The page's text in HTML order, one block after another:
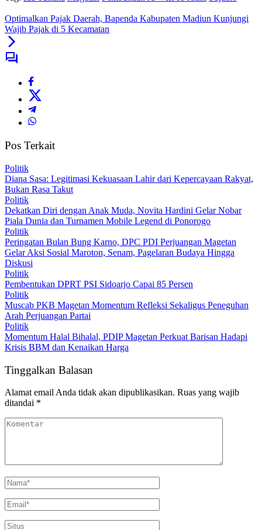
Optimalkan Pajak Daerah, Bapenda Kabupaten Madiun Kunjungi
Wajib Pajak di 5 Kecamatan
Pos Terkait
Politik
Diana Sasa: Legitimasi Kekuasaan Lahir dari Kepercayaan Rakyat,
Bukan Rasa Takut
Politik
Dekatkan Diri dengan Anak Muda, Novita Hardini Gelar Nobar
Piala Dunia dan Turnamen Mobile Legend di Ponorogo
Politik
Peringatan Bulan Bung Karno, DPC PDI Perjuangan Magetan
Gelar Aksi Sosial Maroton, Senam, Pagelaran Budaya Hingga
Diskusi
Politik
Pembentukan DPRT PSI Sidoarjo Capai 85 Persen
Politik
Muscab PKB Magetan Momentum Refleksi Sekaligus Peneguhan
Arah Perjuangan Partai
Politik
Momentum Halal Bihalal, PDIP Magetan Perkuat Barisan Hadapi
Krisis BBM dan Kenaikan Harga
Tinggalkan Balasan
Alamat email Anda tidak akan dipublikasikan. Ruas yang wajib
ditandai *